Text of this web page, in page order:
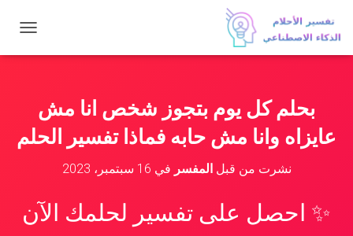
ب
ت
بحلم كل يوم بتجوز شخص انا مش
عايزاه وانا مش حابه فماذا تفسير الحلم
نشرت من قبلالمفسر في 16 سبتمبر، 2023
✨ احصل على تفسير لحلمك الآن